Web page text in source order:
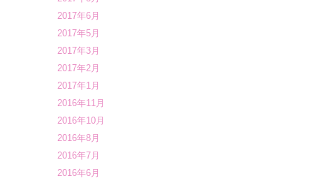
2017年6月
2017年5月
2017年3月
2017年2月
2017年1月
2016年11月
2016年10月
2016年8月
2016年7月
2016年6月